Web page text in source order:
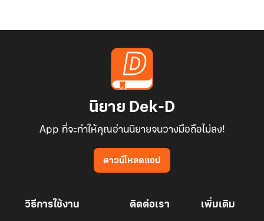
นิยาย Dek-D
App ที่จะทำให้คุณอ่านนิยายจนวางมือถือไม่ลง!
ดาวน์โหลดแอป
วิธีการใช้งาน ติดต่อเรา เพิ่มเติม